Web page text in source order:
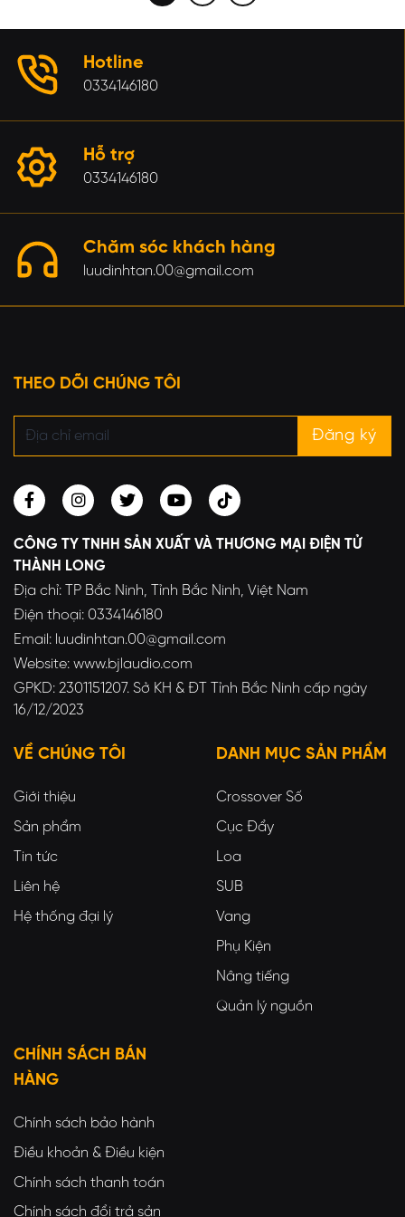
Hotline
0334146180
Hỗ trợ
0334146180
Chăm sóc khách hàng
luudinhtan.00@gmail.com
THEO DÕI CHÚNG TÔI
CÔNG TY TNHH SẢN XUẤT VÀ THƯƠNG MẠI ĐIỆN TỬ
THÀNH LONG
Địa chỉ: TP Bắc Ninh, Tỉnh Bắc Ninh, Việt Nam
Điện thoại: 0334146180
Email: luudinhtan.00@gmail.com
Website: www.bjlaudio.com
GPKD: 2301151207. Sở KH & ĐT Tỉnh Bắc Ninh cấp ngày
16/12/2023
VỀ CHÚNG TÔI
Giới thiệu
Sản phẩm
Tin tức
Liên hệ
Hệ thống đại lý
DANH MỤC SẢN PHẨM
Crossover Số
Cục Đẩy
Loa
SUB
Vang
Phụ Kiện
Nâng tiếng
Quản lý nguồn
CHÍNH SÁCH BÁN
HÀNG
Chính sách bảo hành
Điều khoản & Điều kiện
Chính sách thanh toán
Chính sách đổi trả sản